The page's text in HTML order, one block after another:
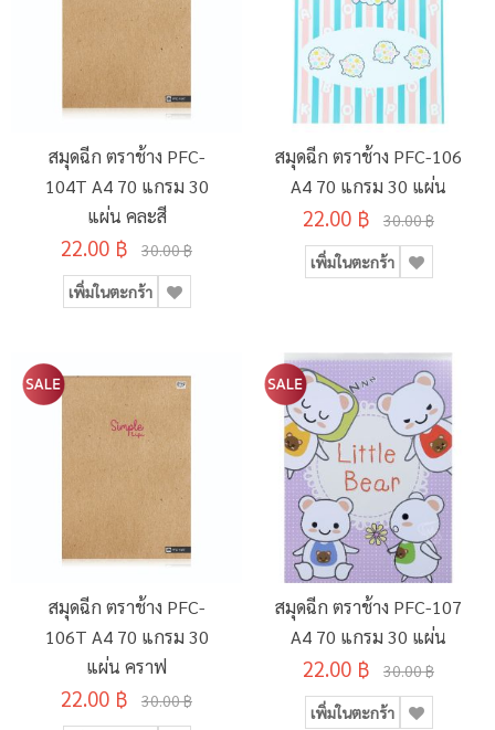
สมุดฉีก ตราช้าง PFC-
104T A4 70 แกรม 30
แผ่น คละสี
22.00 ฿ 30.00 ฿
เพิ่มในตะกร้า
สมุดฉีก ตราช้าง PFC-106
A4 70 แกรม 30 แผ่น
22.00 ฿ 30.00 ฿
เพิ่มในตะกร้า
สมุดฉีก ตราช้าง PFC-
106T A4 70 แกรม 30
แผ่น คราฟ
22.00 ฿ 30.00 ฿
สมุดฉีก ตราช้าง PFC-107
A4 70 แกรม 30 แผ่น
22.00 ฿ 30.00 ฿
เพิ่มในตะกร้า